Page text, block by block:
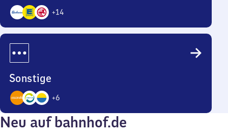
+14
17
Sonstige
+6
9
Angebote
Neu auf bahnhof.de